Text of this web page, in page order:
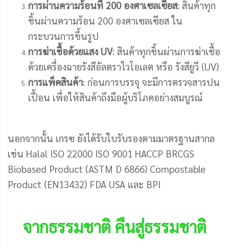
การผ่านความร้อนที่ 200 องศาเซลเซียส: สินค้าทุก
ชิ้นผ่านความร้อน 200 องศาเซลเซียส ใน
กระบวนการขึ้นรูป
การฆ่าเชื้อด้วยแสง UV: สินค้าทุกชิ้นผ่านการฆ่าเชื้อ
ด้วยเครื่องฉายรังสีอัลตราไวโอเลต หรือ รังสียูวี (UV)
การแพ็คสินค้า: ก่อนการบรรจุ จะมีการตรวจสารปน
เปื้อน เพื่อให้สินค้าถึงมือผู้บริโภคอย่างสมบูรณ์
นอกจากนั้น เกรซ ยังได้รับใบรับรองตามมาตรฐานสากล
เช่น Halal ISO 22000 ISO 9001 HACCP BRCGS
Biobased Product (ASTM D 6866) Compostable
Product (EN13432) FDA USA และ BPI
จากธรรมชาติ คืนสู่ธรรมชาติ